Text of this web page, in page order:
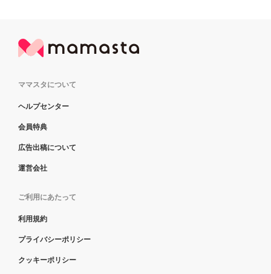
ママスタについて
ヘルプセンター
会員特典
広告出稿について
運営会社
ご利用にあたって
利用規約
プライバシーポリシー
クッキーポリシー